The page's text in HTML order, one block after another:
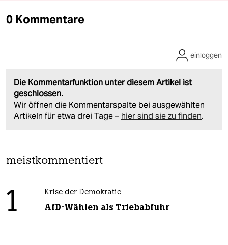
0 Kommentare
Die Kommentarfunktion unter diesem Artikel ist
geschlossen.
Wir öffnen die Kommentarspalte bei ausgewählten
Artikeln für etwa drei Tage – hier sind sie zu finden.
einloggen
meistkommentiert
1 Krise der Demokratie
AfD-Wählen als Triebabfuhr